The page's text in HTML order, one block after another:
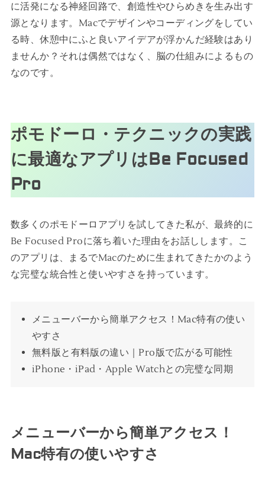
に活発になる神経回路で、創造性やひらめきを生み出す
源となります。Macでデザインやコーディングをしてい
る時、休憩中にふと良いアイデアが浮かんだ経験はあり
ませんか？それは偶然ではなく、脳の仕組みによるもの
なのです。
ポモドーロ・テクニックの実践
に最適なアプリはBe Focused
Pro
数多くのポモドーロアプリを試してきた私が、最終的に
Be Focused Proに落ち着いた理由をお話しします。こ
のアプリは、まるでMacのために生まれてきたかのよう
な完璧な統合性と使いやすさを持っています。
メニューバーから簡単アクセス！Mac特有の使い
やすさ
無料版と有料版の違い｜Pro版で広がる可能性
iPhone・iPad・Apple Watchとの完璧な同期
メニューバーから簡単アクセス！
Mac特有の使いやすさ